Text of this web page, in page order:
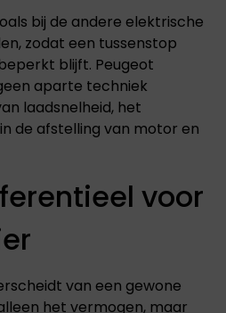
bij de andere elektrische
zodat een tussenstop
blijft. Peugeot
aparte techniek
laadsnelheid, het
de afstelling van motor en
voor
van een gewone
het vermogen, maar